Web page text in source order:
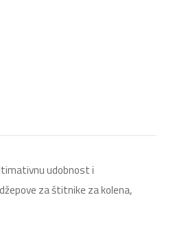
udobnost i
za štitnike za kolena,